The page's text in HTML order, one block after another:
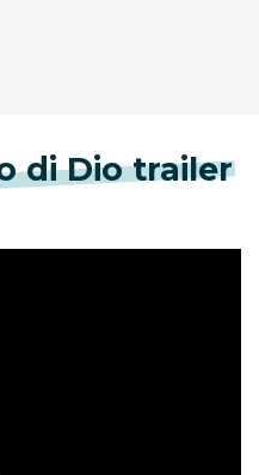
di Dio trailer